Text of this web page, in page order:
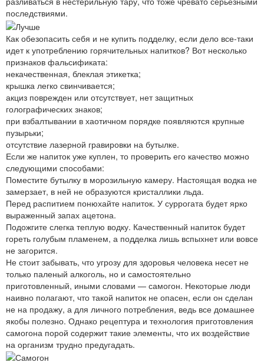
последствиями.
Как обезопасить себя и не купить подделку, если дело все-таки
идет к употреблению горячительных напитков? Вот несколько
признаков фальсификата:
некачественная, блеклая этикетка;
крышка легко свинчивается;
акциз поврежден или отсутствует, нет защитных
голографических знаков;
при взбалтывании в хаотичном порядке появляются крупные
пузырьки;
отсутствие лазерной гравировки на бутылке.
Если же напиток уже куплен, то проверить его качество можно
следующими способами:
Поместите бутылку в морозильную камеру. Настоящая водка не
замерзает, в ней не образуются кристаллики льда.
Перед распитием понюхайте напиток. У суррогата будет ярко
выраженный запах ацетона.
Подожгите слегка теплую водку. Качественный напиток будет
гореть голубым пламенем, а подделка лишь вспыхнет или вовсе
не загорится.
Не стоит забывать, что угрозу для здоровья человека несет не
только паленый алкоголь, но и самостоятельно
приготовленный, иными словами — самогон. Некоторые люди
наивно полагают, что такой напиток не опасен, если он сделан
не на продажу, а для личного потребления, ведь все домашнее
якобы полезно. Однако рецептура и технология приготовления
самогона порой содержит такие элементы, что их воздействие
на организм трудно предугадать.